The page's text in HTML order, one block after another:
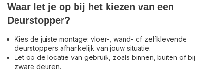
Waar let je op bij het kiezen van een
Deurstopper?
Kies de juiste montage: vloer-, wand- of zelfklevende
deurstoppers afhankelijk van jouw situatie.
Let op de locatie van gebruik, zoals binnen, buiten of bij
zware deuren.